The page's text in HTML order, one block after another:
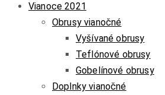
Vianoce 2021
Obrusy vianočné
Vyšívané obrusy
Teflónové obrusy
Gobelínové obrusy
Doplnky vianočné